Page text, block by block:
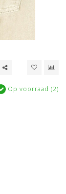
Op voorraad (2)